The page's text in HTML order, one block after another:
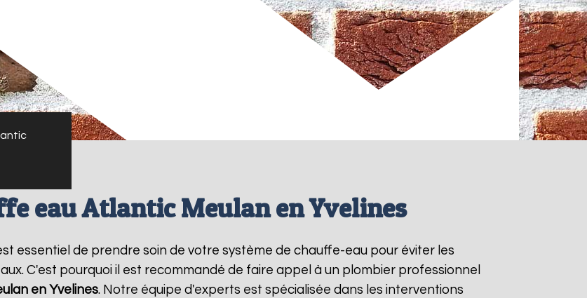
eau Atlantic Meulan en Yvelines
essentiel de prendre soin de votre système de chauffe-eau pour éviter les
C'est pourquoi il est recommandé de faire appel à un plombier professionnel
en Yvelines. Notre équipe d'experts est spécialisée dans les interventions